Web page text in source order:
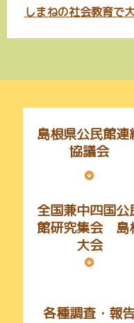
しまねの社会教育で
島根県公民館連
協議会
全国兼中四国公
館研究集会 島
大会
各種調査・報